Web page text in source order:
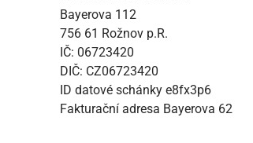
Bayerova 112
756 61 Rožnov p.R.
IČ: 06723420
DIČ: CZ06723420
ID datové schánky e8fx3p6
Fakturační adresa Bayerova 62